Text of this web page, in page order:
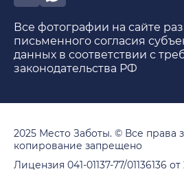
Все фотографии на сайте
письменного согласия
данных в соответствии с
законодательства РФ
2025 Место Заботы. © Все права
копирование запрещено
Лицензия 041-01137-77/01136136